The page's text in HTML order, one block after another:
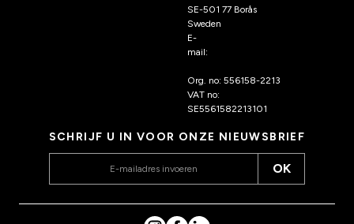
SE-501 77 Borås
Sweden
E-
mail:
Org. no: 556158-2213
VAT no:
SE5561582213101
SCHRIJF U IN VOOR ONZE NIEUWSBRIEF
OK